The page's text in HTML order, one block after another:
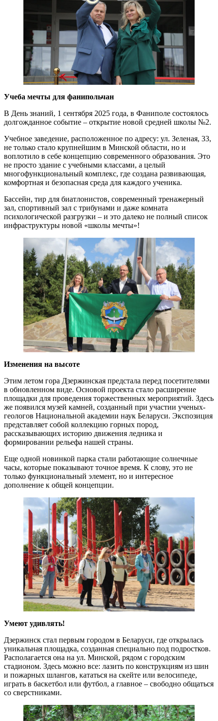
Учеба мечты для фанипольчан
В День знаний, 1 сентября 2025 года, в Фаниполе состоялось
долгожданное событие – открытие новой средней школы №2.
Учебное заведение, расположенное по адресу: ул. Зеленая, 33,
не только стало крупнейшим в Минской области, но и
воплотило в себе концепцию современного образования. Это
не просто здание с учебными классами, а целый
многофункциональный комплекс, где создана развивающая,
комфортная и безопасная среда для каждого ученика.
Бассейн, тир для биатлонистов, современный тренажерный
зал, спортивный зал с трибунами и даже комната
психологической разгрузки – и это далеко не полный список
инфраструктуры новой «школы мечты»!
Изменения на высоте
Этим летом гора Дзержинская предстала перед посетителями
в обновленном виде. Основой проекта стало расширение
площадки для проведения торжественных мероприятий. Здесь
же появился музей камней, созданный при участии ученых-
геологов Национальной академии наук Беларуси. Экспозиция
представляет собой коллекцию горных пород,
рассказывающих историю движения ледника и
формировании рельефа нашей страны.
Еще одной новинкой парка стали работающие солнечные
часы, которые показывают точное время. К слову, это не
только функциональный элемент, но и интересное
дополнение к общей концепции.
Умеют удивлять!
Дзержинск стал первым городом в Беларуси, где открылась
уникальная площадка, созданная специально под подростков.
Располагается она на ул. Минской, рядом с городским
стадионом. Здесь можно все: лазить по конструкциям из шин
и пожарных шлангов, кататься на скейте или велосипеде,
играть в баскетбол или футбол, а главное – свободно общаться
со сверстниками.